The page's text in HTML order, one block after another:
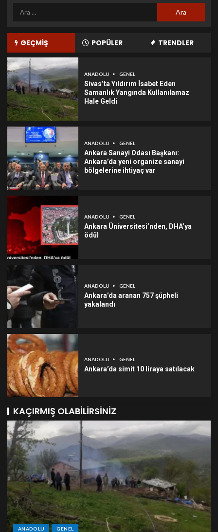
GEÇMİŞ POPÜLER TRENDLER
ANADOLU GENEL
Sivas’ta Yıldırım İsabet Eden
Samanlık Yangında Kullanılamaz
Hale Geldi
ANADOLU GENEL
Ankara Sanayi Odası Başkanı:
Ankara’da yeni organize sanayi
bölgelerine ihtiyaç var
ANADOLU GENEL
Ankara Üniversitesi’nden, DHA’ya
ödül
ANADOLU GENEL
Ankara’da aranan 757 şüpheli
yakalandı
ANADOLU GENEL
Ankara’da simit 10 liraya satılacak
KAÇIRMIŞ OLABILIRSINIZ
ANADOLU GENEL